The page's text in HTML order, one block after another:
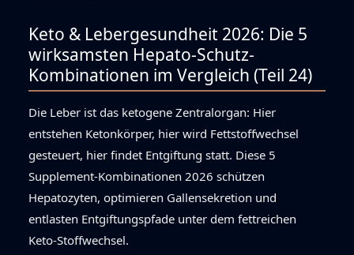
Keto & Lebergesundheit 2026: Die 5
wirksamsten Hepato-Schutz-
Kombinationen im Vergleich (Teil 24)
Die Leber ist das ketogene Zentralorgan: Hier
entstehen Ketonkörper, hier wird Fettstoffwechsel
gesteuert, hier findet Entgiftung statt. Diese 5
Supplement-Kombinationen 2026 schützen
Hepatozyten, optimieren Gallensekretion und
entlasten Entgiftungspfade unter dem fettreichen
Keto-Stoffwechsel.